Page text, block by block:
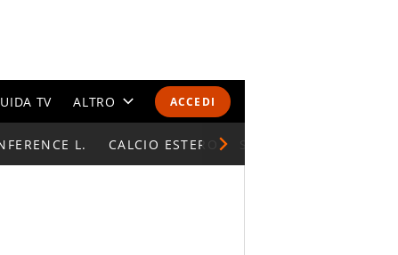
ACCEDI
TV ALTRO
CALENDARI E CLASSIFICHE
L. CALCIO ESTERO